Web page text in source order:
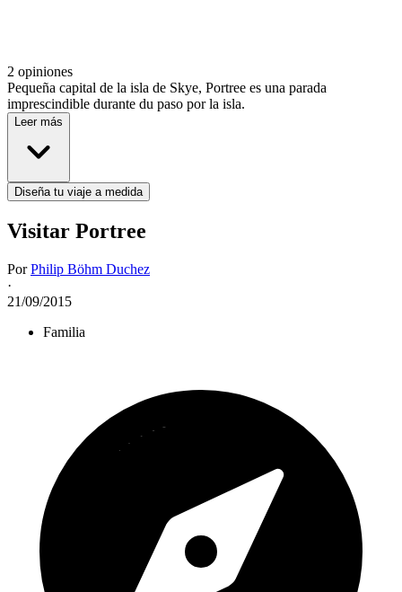
2 opiniones
Pequeña capital de la isla de Skye, Portree es una parada
imprescindible durante du paso por la isla.
Leer más
Diseña tu viaje a medida
Visitar Portree
PorPhilip Böhm Duchez
·
21/09/2015
Familia